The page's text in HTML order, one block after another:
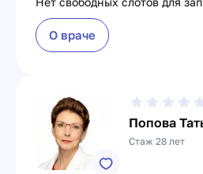
О враче
Попова
Стаж 28 лет